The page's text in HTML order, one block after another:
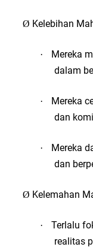
Ø Kelebihan
·
Mereka
dalam
·
Mereka
dan
·
Mereka
dan
Ø Kelemahan
·
Terlalu
realitas